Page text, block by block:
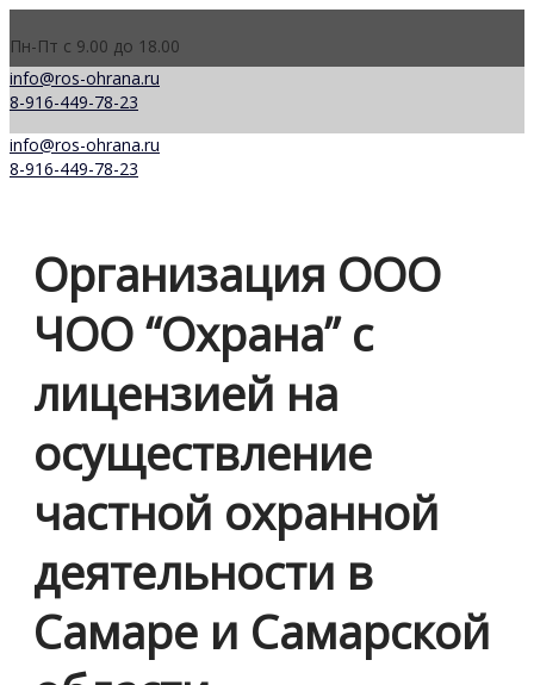
Пн-Пт с 9.00 до 18.00
info@ros-ohrana.ru
8-916-449-78-23
info@ros-ohrana.ru
8-916-449-78-23
Организация ООО
ЧОО “Охрана” с
лицензией на
осуществление
частной охранной
деятельности в
Самаре и Самарской